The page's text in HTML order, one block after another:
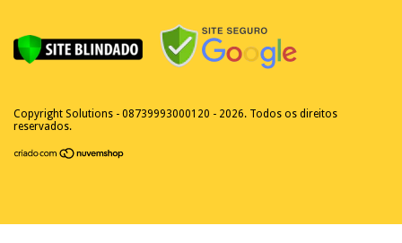
Copyright Solutions - 08739993000120 - 2026. Todos os direitos
reservados.